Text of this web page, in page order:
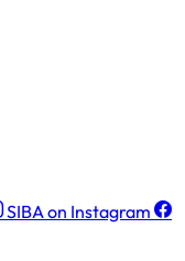
SIBA on Instagram